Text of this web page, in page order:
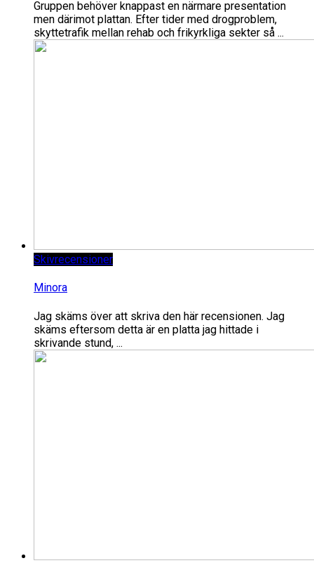
Gruppen behöver knappast en närmare presentation
men därimot plattan. Efter tider med drogproblem,
skyttetrafik mellan rehab och frikyrkliga sekter så ...
Skivrecensioner
Minora
Jag skäms över att skriva den här recensionen. Jag
skäms eftersom detta är en platta jag hittade i
skrivande stund, ...